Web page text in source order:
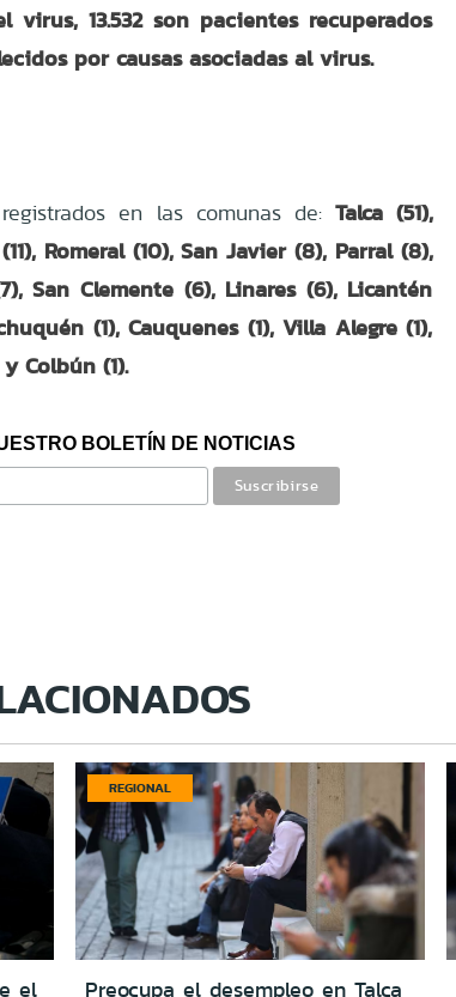
13.532 son pacientes recuperados
por causas asociadas al virus.
en las comunas de:Talca (51),
Romeral (10), San Javier (8), Parral (8),
San Clemente (6), Linares (6), Licantén
(1), Cauquenes (1), Villa Alegre (1),
Colbún (1).
BOLETÍN DE NOTICIAS
el
REGIONAL
Preocupa el desempleo en Talca